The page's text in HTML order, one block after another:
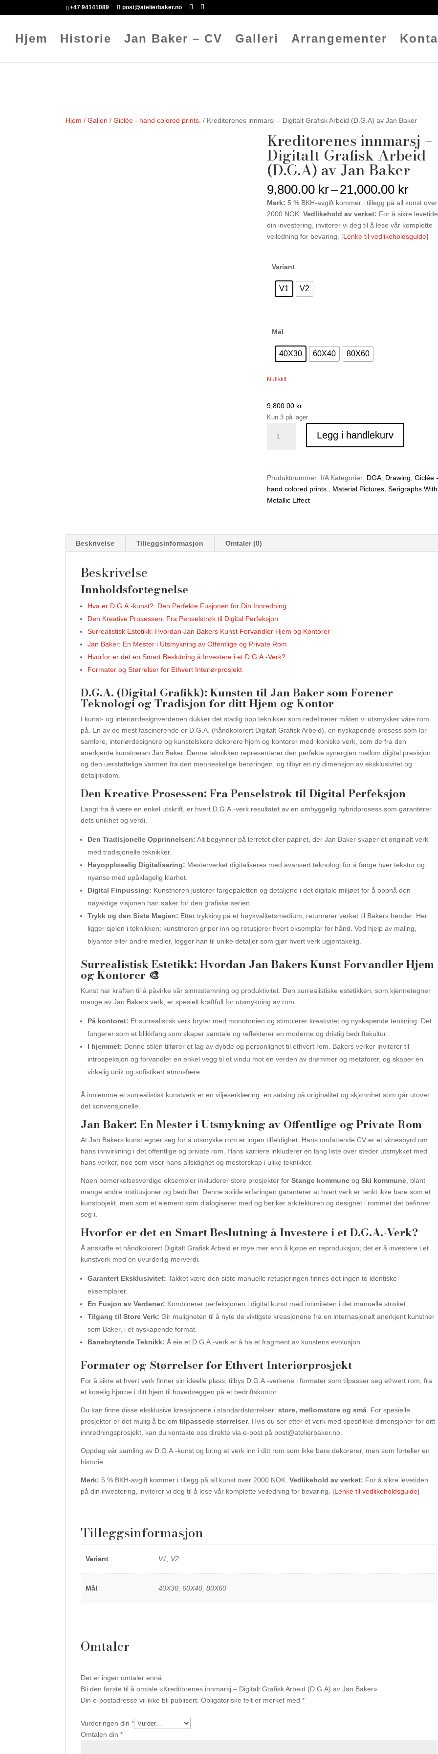
+47 94141089 post@atelierbaker.no
Hjem Historie Jan Baker – CV Galleri Arrangementer
Hjem /Galleri /Giclée - hand colored prints. / Kreditorenes innmarsj – Digitalt Grafisk Arbeid (D.G.A) av Jan Baker
Kreditorenes innmarsj –
Digitalt Grafisk Arbeid
(D.G.A) av Jan Baker
9,800.00 kr–21,000.00 kr
til
Merk: 5 % BKH-avgift kommer i tillegg på all kunst over
2000 NOK.Vedlikehold av verket: For å sikre
din investering, inviterer vi deg til å lese vår komplette
veiledning for bevaring. [Lenke til vedlikeholdsguide]
Variant
V1 V2
Mål
40X30 60X40 80X60
Nullstill
9,800.00 kr
Kun 3 på lager
innmarsj
Legg i handlekurv
Produktnummer: I/A Kategorier: DGA Drawing ,Giclée
hand colored prints.
Material Pictures ,Serigraphs With
Metallic Effect
Beskrivelse Tilleggsinformasjon Omtaler (0)
Beskrivelse
Innholdsfortegnelse
Hva er D.G.A.-kunst?: Den Perfekte Fusjonen for Din Innredning
Den Kreative Prosessen: Fra Penselstrøk til Digital Perfeksjon
Surrealistisk Estetikk: Hvordan Jan Bakers Kunst Forvandler Hjem og Kontorer
Jan Baker: En Mester i Utsmykning av Offentlige og Private Rom
Hvorfor er det en Smart Beslutning å Investere i et D.G.A.-Verk?
Formater og Størrelser for Ethvert Interiørprosjekt
D.G.A. (Digital Grafikk): Kunsten til Jan Baker som Forener
Teknologi og Tradisjon for ditt Hjem og Kontor
I kunst- og interiørdesignverdenen dukker det stadig opp teknikker som redefinerer måten vi utsmykker våre rom
på. En av de mest fascinerende er D.G.A. (håndkolorert Digitalt Grafisk Arbeid), en nyskapende prosess som lar
samlere, interiørdesignere og kunstelskere dekorere hjem og kontorer med ikoniske verk, som de fra den
anerkjente kunstneren Jan Baker. Denne teknikken representerer den perfekte synergien mellom digital presisjon
og den uerstattelige varmen fra den menneskelige berøringen, og tilbyr en ny dimensjon av eksklusivitet og
detaljrikdom.
Den Kreative Prosessen: Fra Penselstrøk til Digital Perfeksjon
Langt fra å være en enkel utskrift, er hvert D.G.A.-verk resultatet av en omhyggelig hybridprosess som garanterer
dets unikhet og verdi.
Den Tradisjonelle Opprinnelsen: Alt begynner på lerretet eller papiret, der Jan Baker skaper et originalt verk
med tradisjonelle teknikker.
Høyoppløselig Digitalisering: Mesterverket digitaliseres med avansert teknologi for å fange hver tekstur og
nyanse med upåklagelig klarhet.
Digital Finpussing: Kunstneren justerer fargepaletten og detaljene i det digitale miljøet for å oppnå den
nøyaktige visjonen han søker for den grafiske serien.
Trykk og den Siste Magien: Etter trykking på et høykvalitetsmedium, returnerer verket til Bakers hender. Her
ligger sjelen i teknikken: kunstneren griper inn og retusjerer hvert eksemplar for hånd. Ved hjelp av maling,
blyanter eller andre medier, legger han til unike detaljer som gjør hvert verk ugjentakelig.
Surrealistisk Estetikk: Hvordan Jan Bakers Kunst Forvandler Hjem
og Kontorer 🎨
Kunst har kraften til å påvirke vår sinnsstemning og produktivitet. Den surrealistiske estetikken, som kjennetegner
mange av Jan Bakers verk, er spesielt kraftfull for utsmykning av rom.
På kontoret: Et surrealistisk verk bryter med monotonien og stimulerer kreativitet og nyskapende tenkning. Det
fungerer som et blikkfang som skaper samtale og reflekterer en moderne og dristig bedriftskultur.
I hjemmet: Denne stilen tilfører et lag av dybde og personlighet til ethvert rom. Bakers verker inviterer til
introspeksjon og forvandler en enkel vegg til et vindu mot en verden av drømmer og metaforer, og skaper en
virkelig unik og sofistikert atmosfære.
Å innlemme et surrealistisk kunstverk er en viljeserklæring: en satsing på originalitet og skjønnhet som går utover
det konvensjonelle.
Jan Baker: En Mester i Utsmykning av Offentlige og Private Rom
At Jan Bakers kunst egner seg for å utsmykke rom er ingen tilfeldighet. Hans omfattende CV er et vitnesbyrd om
hans innvirkning i det offentlige og private rom. Hans karriere inkluderer en lang liste over steder utsmykket med
hans verker, noe som viser hans allsidighet og mesterskap i ulike teknikker.
Noen bemerkelsesverdige eksempler inkluderer store prosjekter forStange kommune ogSki kommune , blant
mange andre institusjoner og bedrifter. Denne solide erfaringen garanterer at hvert verk er tenkt ikke bare som et
kunstobjekt, men som et element som dialogiserer med og beriker arkitekturen og designet i rommet det befinner
seg i.
Hvorfor er det en Smart Beslutning å Investere i et D.G.A.-Verk?
Å anskaffe et håndkolorert Digitalt Grafisk Arbeid er mye mer enn å kjøpe en reproduksjon; det er å investere i et
kunstverk med en uvurderlig merverdi.
Garantert Eksklusivitet: Takket være den siste manuelle retusjeringen finnes det ingen to identiske
eksemplarer.
En Fusjon av Verdener: Kombinerer perfeksjonen i digital kunst med intimiteten i det manuelle strøket.
Tilgang til Store Verk: Gir muligheten til å nyte de viktigste kreasjonene fra en internasjonalt anerkjent kunstner
som Baker, i et nyskapende format.
Banebrytende Teknikk: Å eie et D.G.A.-verk er å ha et fragment av kunstens evolusjon.
Formater og Størrelser for Ethvert Interiørprosjekt
For å sikre at hvert verk finner sin ideelle plass, tilbys D.G.A.-verkene i formater som tilpasser seg ethvert rom, fra
et koselig hjørne i ditt hjem til hovedveggen på et bedriftskontor.
Du kan finne disse eksklusive kreasjonene i standardstørrelser:store, mellomstore og små . For spesielle
prosjekter er det mulig å be omtilpassede størrelser. Hvis du ser etter et verk med spesifikke dimensjoner for ditt
innredningsprosjekt, kan du kontakte oss direkte via e-post på post@atelierbaker.no.
Oppdag vår samling av D.G.A.-kunst og bring et verk inn i ditt rom som ikke bare dekorerer, men som forteller en
historie.
Merk: 5 % BKH-avgift kommer i tillegg på all kunst over 2000 NOK.Vedlikehold av verket: For å sikre levetiden
på din investering, inviterer vi deg til å lese vår komplette veiledning for bevaring. [Lenke til vedlikeholdsguide]
Tilleggsinformasjon
Variant V1, V2
Mål 40X30, 60X40, 80X60
Omtaler
Det er ingen omtaler ennå.
Bli den første til å omtale «Kreditorenes innmarsj – Digitalt Grafisk Arbeid (D.G.A) av Jan Baker»
Din e-postadresse vil ikke bli publisert. Obligatoriske felt er merket med*
Vurderingen din*
Omtalen din*